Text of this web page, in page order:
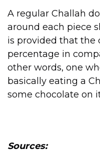
A regular Challah
around each piece
is provided that the
percentage in
other words, one
basically eating a
some chocolate on
Sources: